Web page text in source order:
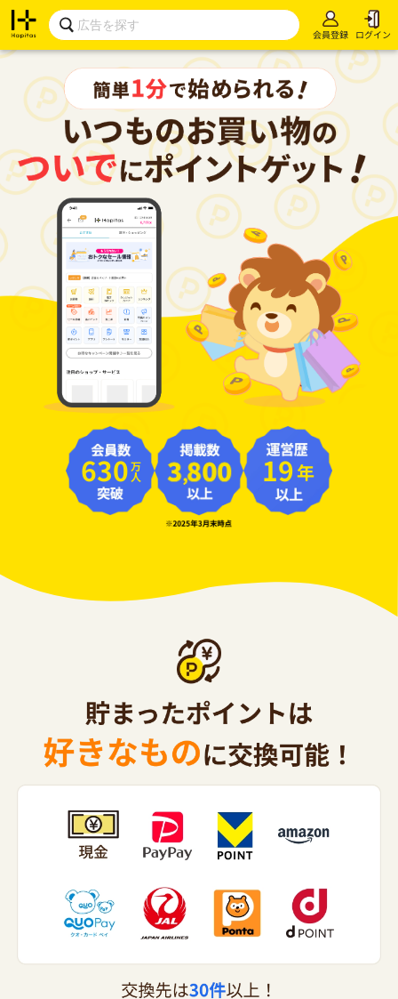
会員登録 ログイン
630万人 19年